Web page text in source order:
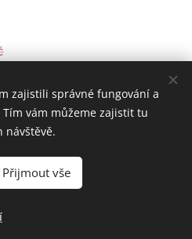
Do košíku
práva vyhrazena
zajistili správné fungování a
vám můžeme zajistit tu
návštěvě.
Přijmout vše